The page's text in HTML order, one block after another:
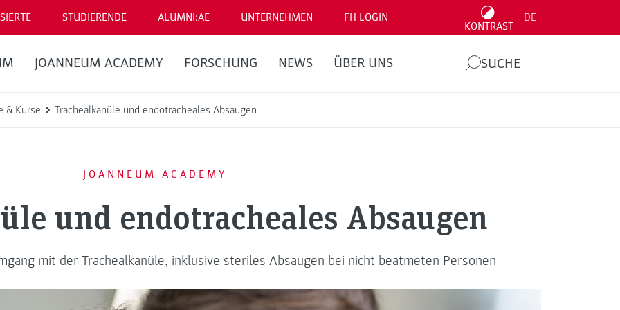
STUDIERENDE ALUMNI:AE UNTERNEHMEN FH LOGIN
KONTRAST
DE
JOANNEUM ACADEMY FORSCHUNG NEWS ÜBER UNS SUCHE
& Kurse Trachealkanüle und endotracheales Absaugen
JOANNEUM ACADEMY
und endotracheales Absaugen
mit der Trachealkanüle, inklusive steriles Absaugen bei nicht beatmeten Personen